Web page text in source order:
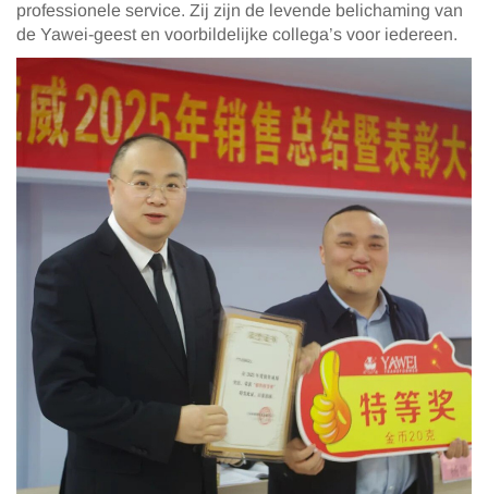
professionele service. Zij zijn de levende belichaming van
de Yawei-geest en voorbildelijke collega’s voor iedereen.